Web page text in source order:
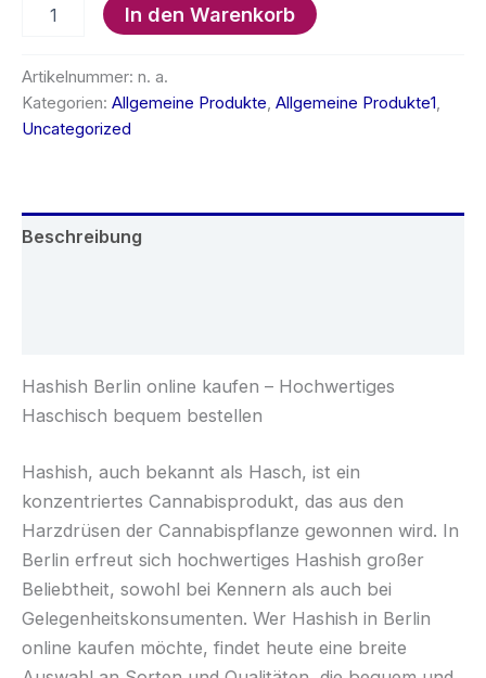
Menge
In den Warenkorb
Artikelnummer: n. a.
Kategorien: Allgemeine Produkte, Allgemeine Produkte1,
Uncategorized
Beschreibung
Hashish Berlin online kaufen – Hochwertiges
Haschisch bequem bestellen
Hashish, auch bekannt als Hasch, ist ein
konzentriertes Cannabisprodukt, das aus den
Harzdrüsen der Cannabispflanze gewonnen wird. In
Berlin erfreut sich hochwertiges Hashish großer
Beliebtheit, sowohl bei Kennern als auch bei
Gelegenheitskonsumenten. Wer Hashish in Berlin
online kaufen möchte, findet heute eine breite